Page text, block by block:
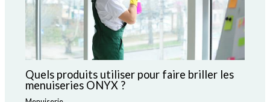
Quels produits utiliser pour faire briller les
menuiseries ONYX ?